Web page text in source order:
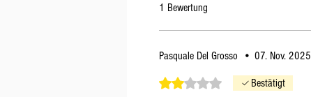
1 Bewertung
Pasquale Del Grosso • 07. Nov. 2025
Mit 2 von 5 Sternen bewertet.
Bestätigt